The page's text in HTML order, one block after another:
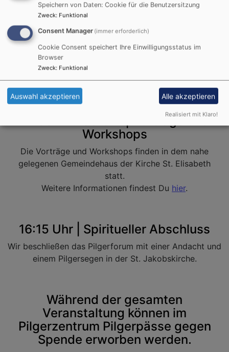
12:15 Uhr | Informationsstände
Nach dem Gottesdienst sind zahlreiche Ausstellende in
der St. Jakobskirche
und im zweiten Obergeschoss des Gemeindezentrums
der Kirche zu finden.
Weitere Informationen findest Duhier.
12:30 - 16:00 Uhr | Vorträge und
Workshops
Die Vorträge und Workshops finden in dem nahe
gelegenen Gemeindehaus der Kirche St. Elisabeth
statt.
Weitere Informationen findest Du hier.
16:15 Uhr | Spiritueller Abschluss
Wir beschließen das Pilgerforum mit einer Andacht und
einem Pilgersegen in der St. Jakobskirche.
Während der gesamten
Veranstaltung können im
Pilgerzentrum Pilgerpässe gegen
Spende erworben werden.
Speichern von Daten: Cookie für die Benutzersitzung
Zweck: Funktional
Consent Manager (immer erforderlich)
Cookie Consent speichert Ihre Einwilligungsstatus im
Browser
Zweck: Funktional
Auswahl akzeptieren Alle akzeptieren
Realisiert mit Klaro!